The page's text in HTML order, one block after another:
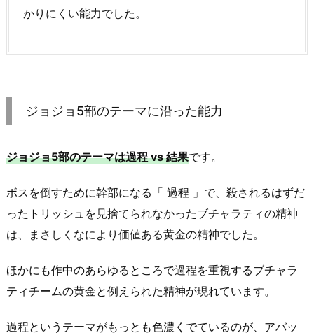
かりにくい能力でした。
ジョジョ5部のテーマに沿った能力
ジョジョ5部のテーマは過程 vs 結果です。
ボスを倒すために幹部になる「 過程 」で、殺されるはずだ
ったトリッシュを見捨てられなかったブチャラティの精神
は、まさしくなにより価値ある黄金の精神でした。
ほかにも作中のあらゆるところで過程を重視するブチャラ
ティチームの黄金と例えられた精神が現れています。
過程というテーマがもっとも色濃くでているのが、アバッ